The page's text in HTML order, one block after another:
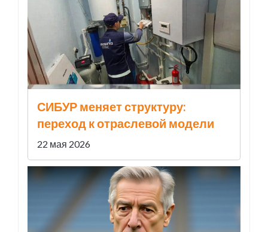
СИБУР меняет структуру:
переход к отраслевой модели
22 мая 2026